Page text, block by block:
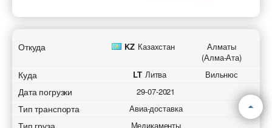
Откуда KZ Казахстан
Алматы
(Алма-Ата)
Куда LT Литва Вильнюс
Дата погрузки 29-07-2021
Тип транспорта Авиа-доставка
Тип груза Медикаменты